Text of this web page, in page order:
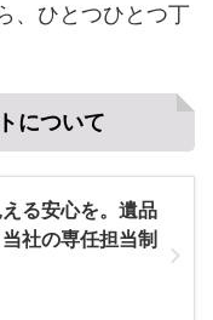
、ひとつひとつ丁
について
る安心を。遺品
社の専任担当制